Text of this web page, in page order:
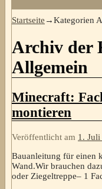
Startseite →Kategorien
Archiv der
Allgemein
Minecraft:
montieren
Veröffentlicht am 1. Juli
Bauanleitung für einen
Wand.Wir brauchen
oder Ziegeltreppe– 1